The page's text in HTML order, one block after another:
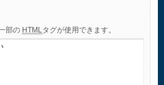
部の HTMLタグが使用できます。